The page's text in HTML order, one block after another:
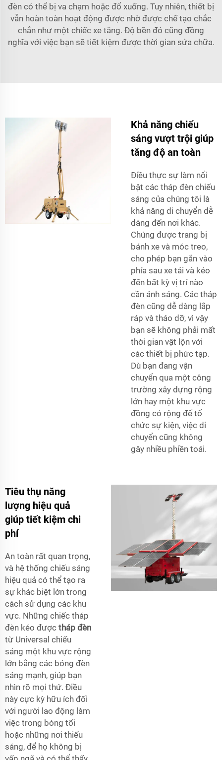
đèn có thể bị va chạm hoặc đổ xuống. Tuy nhiên, thiết bị
vẫn hoàn toàn hoạt động được nhờ được chế tạo chắc
chắn như một chiếc xe tăng. Độ bền đó cũng đồng
nghĩa với việc bạn sẽ tiết kiệm được thời gian sửa chữa.
Khả năng chiếu
sáng vượt trội giúp
tăng độ an toàn
Điều thực sự làm nổi
bật các tháp đèn chiếu
sáng của chúng tôi là
khả năng di chuyển dễ
dàng đến nơi khác.
Chúng được trang bị
bánh xe và móc treo,
cho phép bạn gắn vào
phía sau xe tải và kéo
đến bất kỳ vị trí nào
cần ánh sáng. Các tháp
đèn cũng dễ dàng lắp
ráp và tháo dỡ, vì vậy
bạn sẽ không phải mất
thời gian vật lộn với
các thiết bị phức tạp.
Dù bạn đang vận
chuyển qua một công
trường xây dựng rộng
lớn hay một khu vực
đồng cỏ rộng để tổ
chức sự kiện, việc di
chuyển cũng không
gây nhiều phiền toái.
Tiêu thụ năng
lượng hiệu quả
giúp tiết kiệm chi
phí
An toàn rất quan trọng,
và hệ thống chiếu sáng
hiệu quả có thể tạo ra
sự khác biệt lớn trong
cách sử dụng các khu
vực. Những chiếc tháp
đèn kéo được tháp đèn
từ Universal chiếu
sáng một khu vực rộng
lớn bằng các bóng đèn
sáng mạnh, giúp bạn
nhìn rõ mọi thứ. Điều
này cực kỳ hữu ích đối
với người lao động làm
việc trong bóng tối
hoặc những nơi thiếu
sáng, để họ không bị